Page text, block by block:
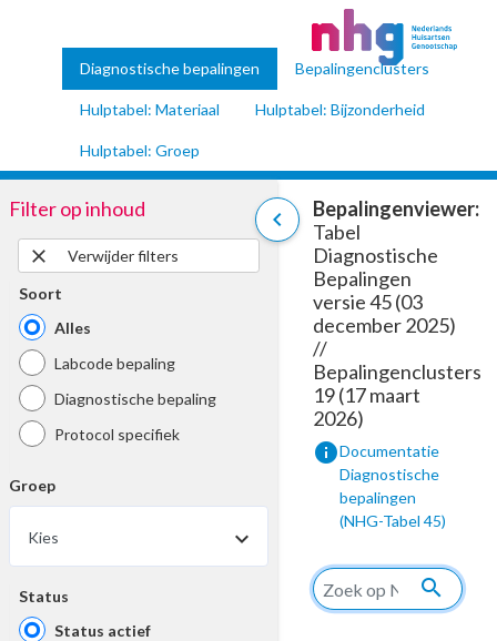
Diagnostische bepalingen Bepalingenclusters
Hulptabel: Materiaal Hulptabel: Bijzonderheid
Hulptabel: Groep
chevron_left
Filter op inhoud
close
Verwijder filters
Soort
Alles
Labcode bepaling
Diagnostische bepaling
Protocol specifiek
Groep
Kies
Status
Status actief
Bepalingenviewer:
Tabel
Diagnostische
Bepalingen
versie 45 (03
december 2025)
//
Bepalingenclusters
19 (17 maart
2026)
infoDocumentatie
Diagnostische
bepalingen
(NHG-Tabel 45)
search